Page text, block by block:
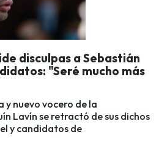
disculpas a Sebastián
"Seré mucho más
y nuevo vocero de la
Lavín se retractó de sus dichos
y candidatos de